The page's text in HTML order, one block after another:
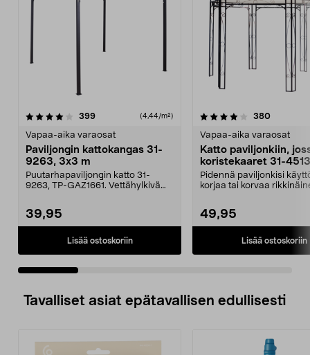
399arvostelut (4,44/m²)
Vapaa-aika varaosat
Paviljongin kattokangas 31-
9263, 3x3 m
Puutarhapaviljongin katto 31-
9263, TP-GAZ1661. Vettähylkivä
39,95
Lisää ostoskoriin
4.0 viidestä
380arvostelut
Vapaa-aika varaosat
Katto paviljonkiin,
koristekaaret 31-4513
Pidennä paviljonkisi
korjaa tai korvaa
49,95
Lisää ostoskoriin
5.0 viidestä
Tavalliset asiat epätavallisen edullisesti